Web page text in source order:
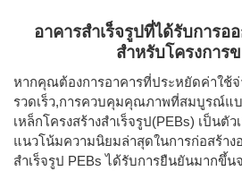
อาคารสำเร็จรูปที่ได้รับการอ
สำหรับโครงการ
หากคุณต้องการอาคารที่ประหยัดค่
รวดเร็ว,การควบคุมคุณภาพที่สมบูรณ์แ
เหล็กโครงสร้างสำเร็จรูป(PEBs) เป็นตั
แนวโน้มความนิยมล่าสุดในการก่อสร้าง
สำเร็จรูป PEBs ได้รับการยืนยันมากขึ้น